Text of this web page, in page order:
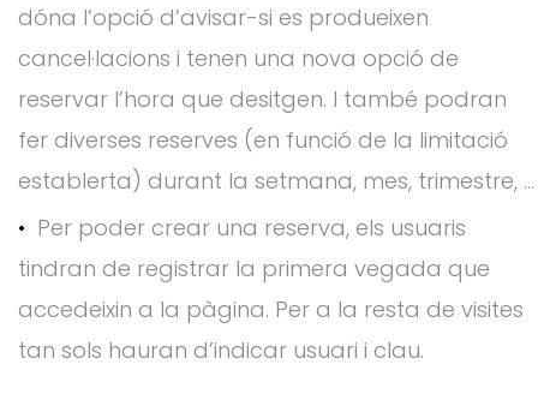
dóna l’opció d’avisar-si es produeixen
cancel·lacions i tenen una nova opció de
reservar l’hora que desitgen. I també podran
fer diverses reserves (en funció de la limitació
establerta) durant la setmana, mes, trimestre, …
Per poder crear una reserva, els usuaris
tindran de registrar la primera vegada que
accedeixin a la pàgina. Per a la resta de visites
tan sols hauran d’indicar usuari i clau.